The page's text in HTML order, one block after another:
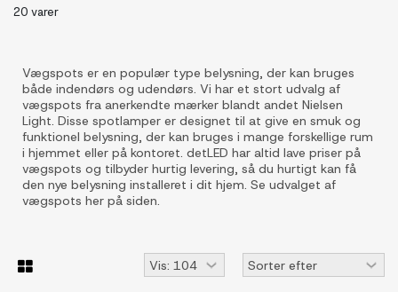
20 varer
Vægspots er en populær type belysning, der kan bruges
både indendørs og udendørs. Vi har et stort udvalg af
vægspots fra anerkendte mærker blandt andet Nielsen
Light. Disse spotlamper er designet til at give en smuk og
funktionel belysning, der kan bruges i mange forskellige rum
i hjemmet eller på kontoret. detLED har altid lave priser på
vægspots og tilbyder hurtig levering, så du hurtigt kan få
den nye belysning installeret i dit hjem. Se udvalget af
vægspots her på siden.